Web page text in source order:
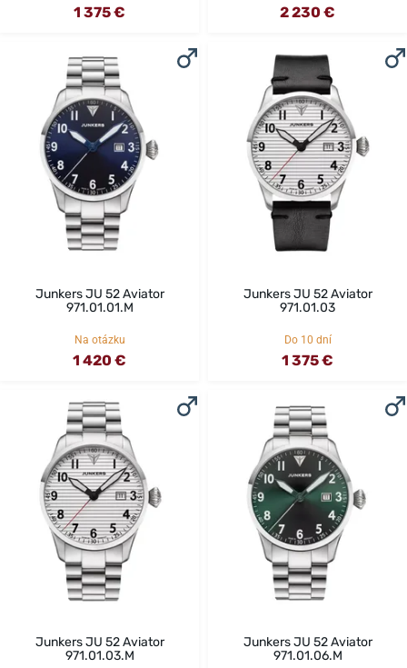
1 375 € 2 230 €
Junkers JU 52 Aviator
971.01.01.M
Na otázku
1 420 €
Junkers JU 52 Aviator
971.01.03
Do 10 dní
1 375 €
Junkers JU 52 Aviator
971.01.03.M
Junkers JU 52 Aviator
971.01.06.M